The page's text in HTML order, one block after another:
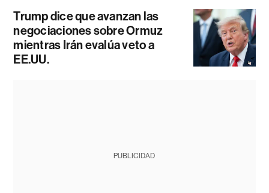
Trump dice que avanzan las
negociaciones sobre Ormuz
mientras Irán evalúa veto a
EE.UU.
PUBLICIDAD